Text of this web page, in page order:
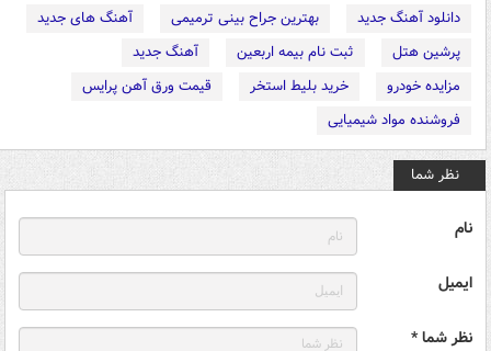
دانلود آهنگ جدید
بهترین جراح بینی ترمیمی
آهنگ های جدید
پرشین هتل
ثبت نام بیمه اربعین
آهنگ جدید
مزایده خودرو
خرید بلیط استخر
قیمت ورق آهن پرایس
فروشنده مواد شیمیایی
نظر شما
نام
ایمیل
نظر شما *